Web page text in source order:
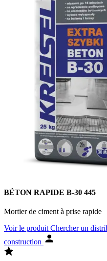
BÉTON RAPIDE B-30 445
Mortier de ciment à prise rapide
Voir le produit Chercher un
construction